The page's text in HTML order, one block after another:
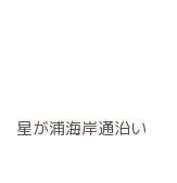
星が浦海岸通沿い